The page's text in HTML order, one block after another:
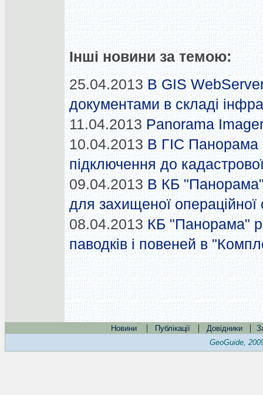
Інші новини за темою:
25.04.2013 В GIS
документами в складі
11.04.2013 Panorama
10.04.2013 В ГІС Панорама
підключення до
09.04.2013 В КБ
для захищеної операційної
08.04.2013 КБ "Панорама"
паводків і повеней в
Новини | Публікації | Довідники |
GeoGuide,